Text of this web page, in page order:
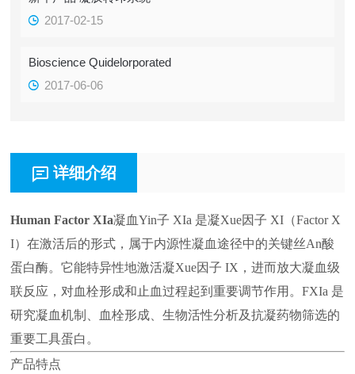
2017-02-15
Bioscience Quidelorporated
2017-06-06
详细介绍
Human Factor XIa凝血Yin子 XIa 是凝Xue因子 XI（Factor X
I）在激活后的形式，属于内源性凝血途径中的关键丝An酸
蛋白酶。它能特异性地激活凝Xue因子 IX，进而放大凝血级
联反应，对血栓形成和止血过程起到重要调节作用。FXIa 是
研究凝血机制、血栓形成、生物活性分析及抗凝药物筛选的
重要工具蛋白。
产品特点